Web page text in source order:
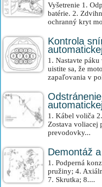
Vyšetrenie 1.
batérie. 2.
ochranný kryt
Kontrola
1. Nastavte
uistite sa, že
zapaľovania v
1. Kábel voliča
Zostava voliacej
prevodovky...
Demontáž
1. Podperná
pružiny; 4.
7. Skrutka; 8....